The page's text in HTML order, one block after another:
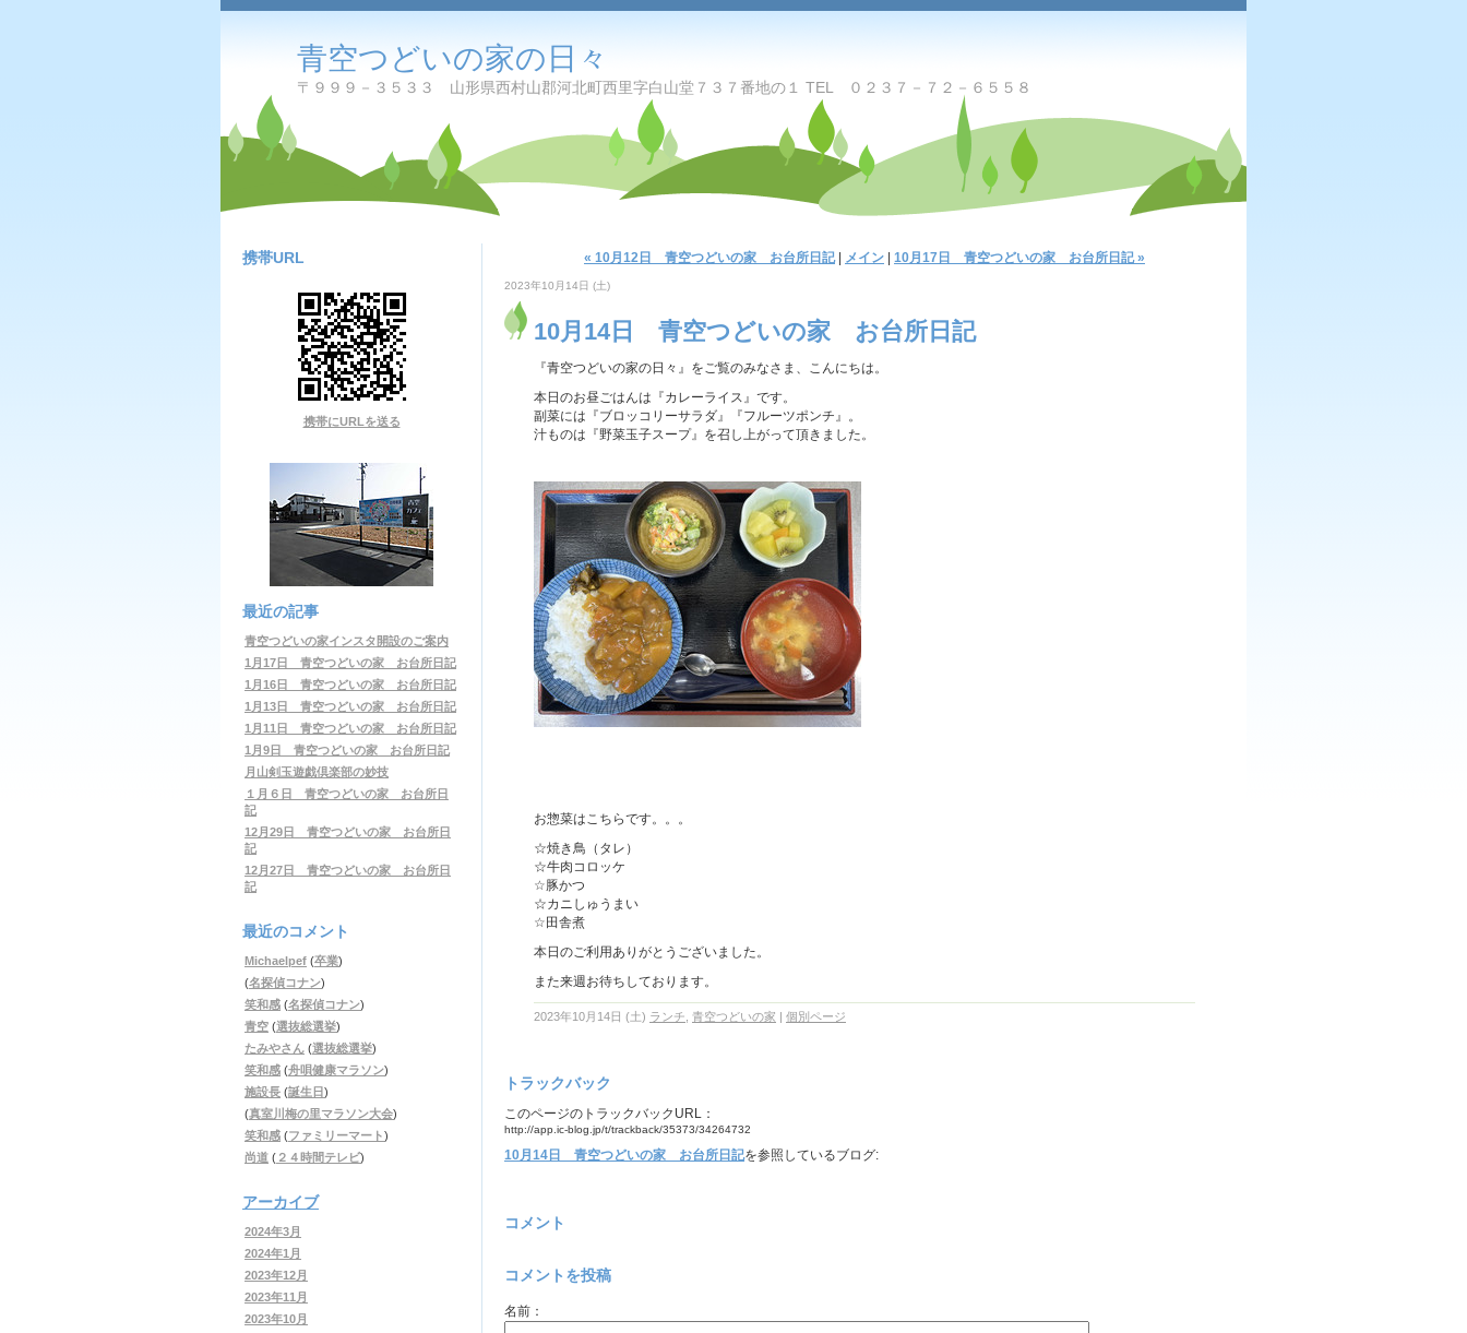
青空つどいの家の日々
〒９９９－３５３３ 山形県西村山郡河北町西里字白山堂７３７番地の１ TEL ０２３７－７２－６５５８
携帯URL
携帯にURLを送る
最近の記事
青空つどいの家インスタ開設のご案内
1月17日 青空つどいの家 お台所日記
1月16日 青空つどいの家 お台所日記
1月13日 青空つどいの家 お台所日記
1月11日 青空つどいの家 お台所日記
1月9日 青空つどいの家 お台所日記
月山剣玉遊戯倶楽部の妙技
１月６日 青空つどいの家 お台所日
記
12月29日 青空つどいの家 お台所日
記
12月27日 青空つどいの家 お台所日
記
最近のコメント
Michaelpef (卒業)
(名探偵コナン)
笑和感 (名探偵コナン)
青空 (選抜総選挙)
たみやさん (選抜総選挙)
笑和感 (舟唄健康マラソン)
施設長 (誕生日)
(真室川梅の里マラソン大会)
笑和感 (ファミリーマート)
尚道 ( ２４時間テレビ)
アーカイブ
2024年3月
2024年1月
2023年12月
2023年11月
2023年10月
« 10月12日 青空つどいの家 お台所日記| メイン 10月17日 青空つどいの家 お台所日記 »
2023年10月14日 (土)
10月14日 青空つどいの家 お台所日記
『青空つどいの家の日々』をご覧のみなさま、こんにちは。
本日のお昼ごはんは『カレーライス』です。
副菜には『ブロッコリーサラダ』『フルーツポンチ』。
汁ものは『野菜玉子スープ』を召し上がって頂きました。
お惣菜はこちらです。。。
☆焼き鳥（タレ）
☆牛肉コロッケ
☆豚かつ
☆カニしゅうまい
☆田舎煮
本日のご利用ありがとうございました。
また来週お待ちしております。
2023年10月14日 (土) ランチ 青空つどいの家 | 個別ページ
トラックバック
このページのトラックバックURL：
http://app.ic-blog.jp/t/trackback/35373/34264732
10月14日 青空つどいの家 お台所日記を参照しているブログ:
コメント
コメントを投稿
名前：